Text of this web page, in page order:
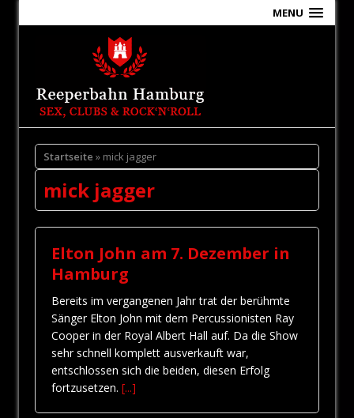
MENU
Startseite » mick jagger
mick jagger
Elton John am 7. Dezember in
Hamburg
Bereits im vergangenen Jahr trat der berühmte
Sänger Elton John mit dem Percussionisten Ray
Cooper in der Royal Albert Hall auf. Da die Show
sehr schnell komplett ausverkauft war,
entschlossen sich die beiden, diesen Erfolg
fortzusetzen. [...]